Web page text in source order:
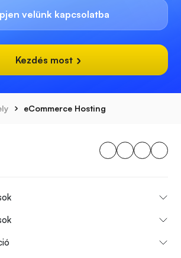
velünk kapcsolatba
Kezdés most
eCommerce Hosting